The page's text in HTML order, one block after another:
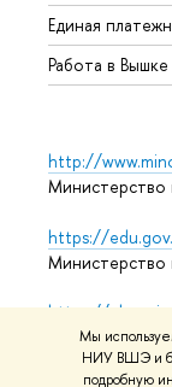
Мы
НИУ ВШЭ и
подробную
Единая
Работа в Вышке
http://
Министерство
https://
https://
Массовые